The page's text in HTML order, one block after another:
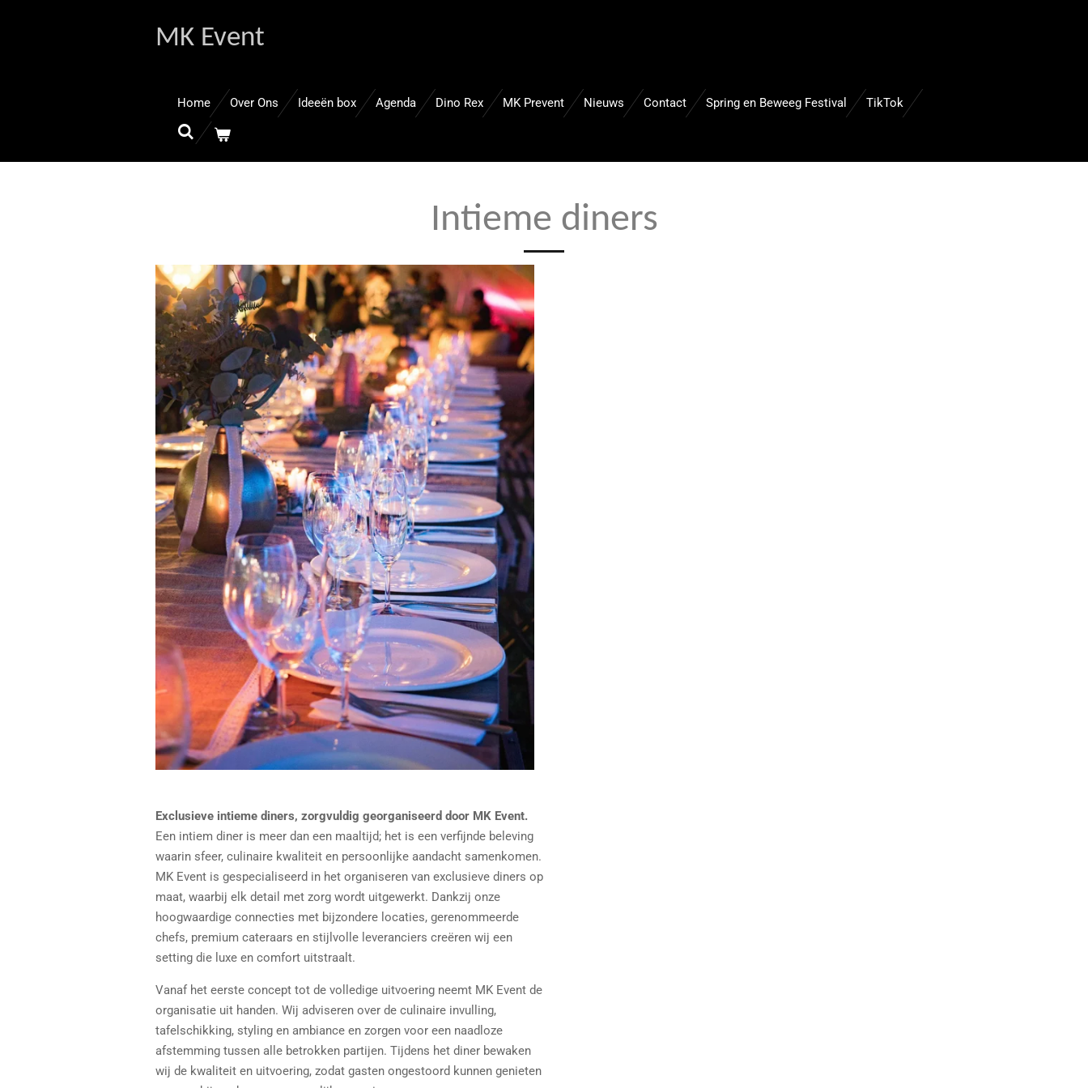
MK Event
Home Over Ons Ideeën box Agenda Dino Rex MK Prevent Nieuws Contact Spring en Beweeg Festival TikTok
Intieme diners
Exclusieve intieme diners, zorgvuldig georganiseerd door MK Event.
Een intiem diner is meer dan een maaltijd; het is een verfijnde beleving
waarin sfeer, culinaire kwaliteit en persoonlijke aandacht samenkomen.
MK Event is gespecialiseerd in het organiseren van exclusieve diners op
maat, waarbij elk detail met zorg wordt uitgewerkt. Dankzij onze
hoogwaardige connecties met bijzondere locaties, gerenommeerde
chefs, premium cateraars en stijlvolle leveranciers creëren wij een
setting die luxe en comfort uitstraalt.
Vanaf het eerste concept tot de volledige uitvoering neemt MK Event de
organisatie uit handen. Wij adviseren over de culinaire invulling,
tafelschikking, styling en ambiance en zorgen voor een naadloze
afstemming tussen alle betrokken partijen. Tijdens het diner bewaken
wij de kwaliteit en uitvoering, zodat gasten ongestoord kunnen genieten